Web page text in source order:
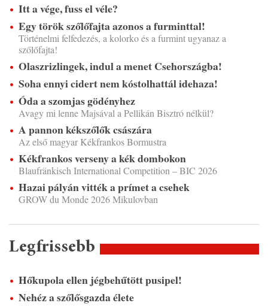
Itt a vége, fuss el véle?
Egy török szőlőfajta azonos a furminttal!
Történelmi felfedezés, a kolorko és a furmint ugyanaz a
szőlőfajta!
Olaszrizlingek, indul a menet Csehországba!
Soha ennyi cidert nem kóstolhattál idehaza!
Óda a szomjas gödényhez
Avagy mi lenne Majsával a Pellikán Bisztró nélkül?
A pannon kékszőlők császára
Az első magyar Kékfrankos Bormustra
Kékfrankos verseny a kék dombokon
Blaufränkisch International Competition – BIC 2026
Hazai pályán vitték a prímet a csehek
GROW du Monde 2026 Mikulovban
Legfrissebb
Hőkupola ellen jégbehűtött pusipel!
Nehéz a szőlősgazda élete